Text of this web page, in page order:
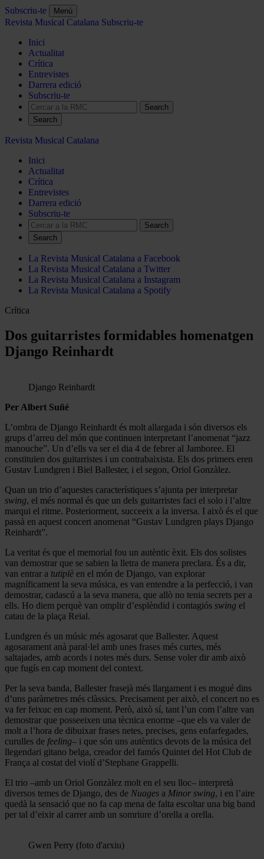
Subscriu-te Menú
Revista Musical Catalana Subscriu-te
Inici
Actualitat
Crítica
Entrevistes
Darrera edició
Subscriu-te
Search
Revista Musical Catalana
Inici
Actualitat
Crítica
Entrevistes
Darrera edició
Subscriu-te
Search
La Revista Musical Catalana a Facebook
La Revista Musical Catalana a Twitter
La Revista Musical Catalana a Instagram
La Revista Musical Catalana a Spotify
Crítica
Dos guitarristes formidables homenatgen
Django Reinhardt
Django Reinhardt
Per Albert Suñé
L’ombra de Django Reinhardt és molt allargada i són diversos els
grups d’arreu del món que continuen interpretant l’anomenat “jazz
manouche”. Un d’ells va ser el dia 4 de febrer al Jamboree. El
constituïen dos guitarristes i un contrabaixista. Els dos primers eren
Gustav Lundgren i Biel Ballester, i el segon, Oriol Gonzàlez.
Quan un trio d’aquestes característiques s’ajunta per interpretar
swing, el més normal és que un dels guitarristes faci el solo i l’altre
marqui el ritme. Posteriorment, succeeix a la inversa. I això és el que
passà en aquest concert anomenat “Gustav Lundgren plays Django
Reinhardt”.
La veritat és que el memorial fou un autèntic èxit. Els dos solistes
van demostrar que se sabien la lletra de manera preclara. És a dir,
van entrar a tutiplè en el món de Django, van explorar
magníficament la seva música, es van entendre a la perfecció, i van
demostrar, cadascú a la seva manera, que allò no tenia secrets per a
ells. Ho diem perquè van omplir d’esplèndid i contagiós swing el
catau de la plaça Reial.
Lundgren és un músic més agosarat que Ballester. Aquest
agosarament anà paral·lel amb unes frases més curtes, més
saltajades, amb acords i notes més durs. Sense voler dir amb això
que fugís en cap moment del context.
Per la seva banda, Ballester frasejà més llargament i es mogué dins
d’uns paràmetres més clàssics. Precisament per això, el concert no es
va fer feixuc en cap moment. Però, això sí, tant l’un com l’altre van
demostrar que posseeixen una tècnica enorme –que els va valer de
molt a l’hora de dibuixar frases netes, precises, gens enfarfegades,
curulles de feeling– i que són uns autèntics devots de la música del
llegendari gitano belga, creador del famós Quintet del Hot Club de
França al costat del violí d’Stephane Grappelli.
El trio –amb un Oriol Gonzàlez molt en el seu lloc– interpretà
diversos temes de Django, des de Nuages a Minor swing, i en l’aire
quedà la sensació que no fa cap mena de falta escoltar una big band
per tal d’eixir al carrer amb un somriure d’orella a orella.
Gwen Perry (foto d'arxiu)